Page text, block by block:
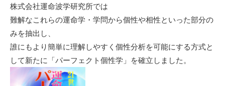
株式会社運命波学研究所では
難解なこれらの運命学・学問から個性や相性といった部分の
みを抽出し、
誰にもより簡単に理解しやすく個性分析を可能にする方式と
して新たに「パーフェクト個性学」を確立しました。